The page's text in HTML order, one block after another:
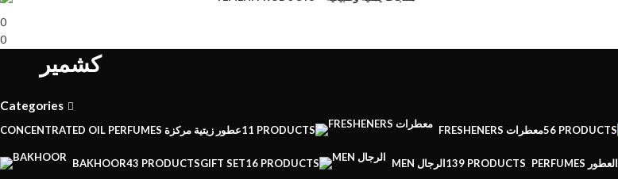
0
0
كشمير
Categories
CONCENTRATED OIL PERFUMES عطور زيتية مركزة11 PRODUCTS FRESHENERS معطرات56 PRODUCTS
BAKHOOR43 PRODUCTSGIFT SET16 PRODUCTS MEN الرجال139 PRODUCTS PERFUMES العطور